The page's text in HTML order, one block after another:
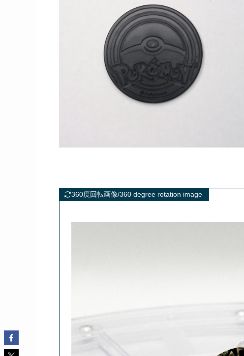
360度回転画像/360 degree rotation image